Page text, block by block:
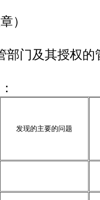
门及其授权的
发现的主要的问题